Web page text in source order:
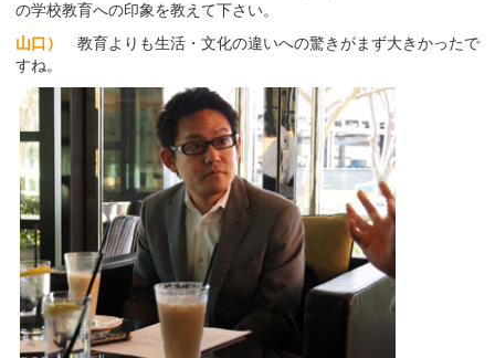
の学校教育への印象を教えて下さい。
山口）
教育よりも生活・文化の違いへの驚きがまず大きかったで
すね。